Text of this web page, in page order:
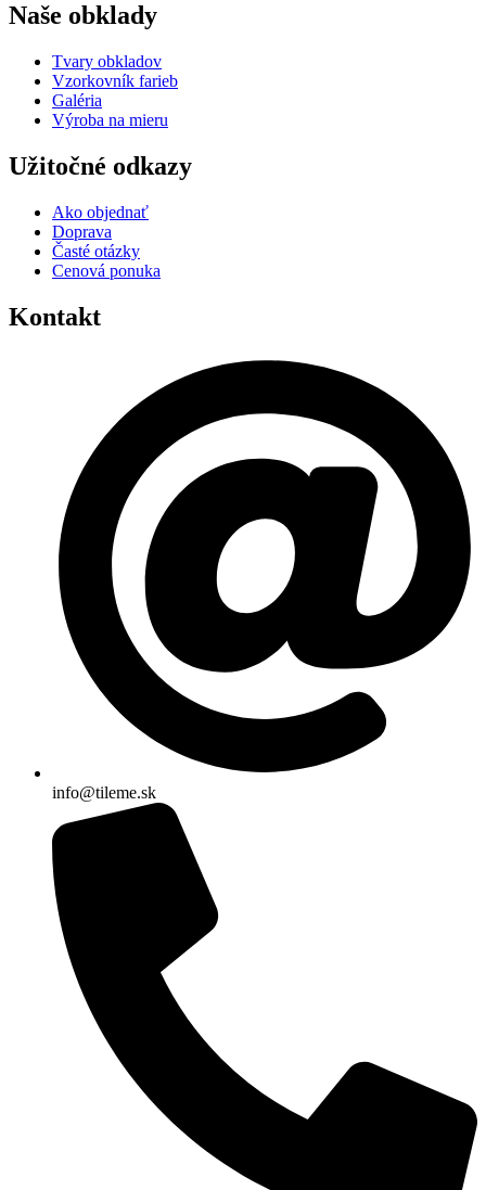
Naše obklady
Tvary obkladov
Vzorkovník farieb
Galéria
Výroba na mieru
Užitočné odkazy
Ako objednať
Doprava
Časté otázky
Cenová ponuka
Kontakt
info@tileme.sk